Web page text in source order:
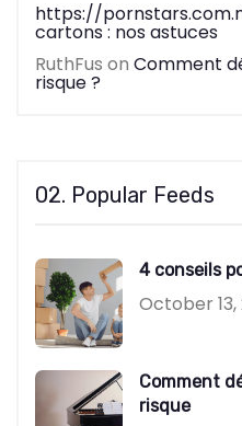
https://
cartons : nos astuces
RuthFus on Comment
risque ?
02. Popular Feeds
4 conseils
October 13,
Comment
risque